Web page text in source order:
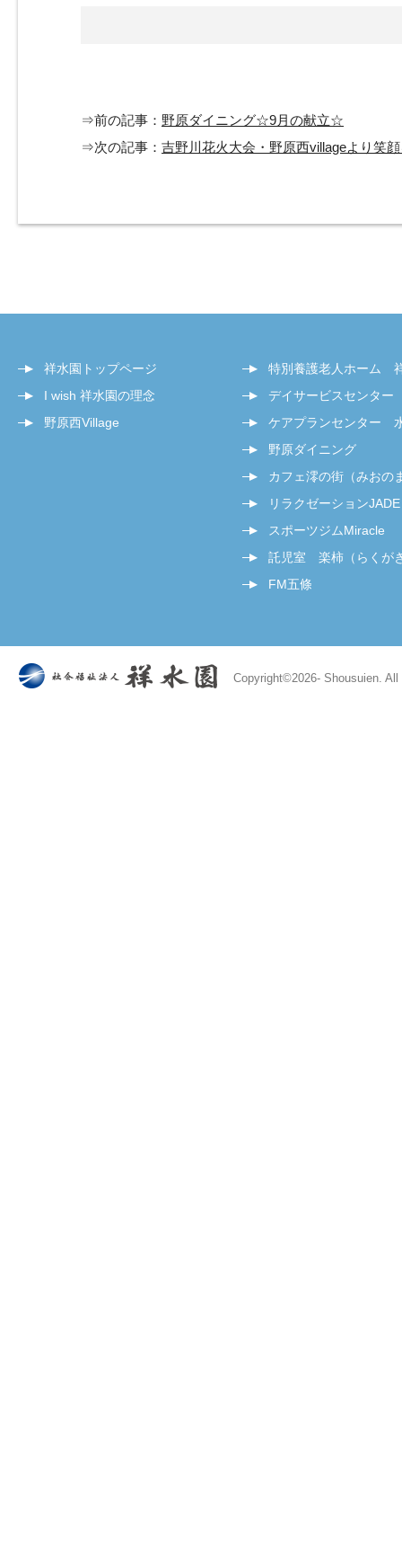
⇒前の記事： 野原ダイニング☆9月の献立☆
⇒次の記事： 吉野川花火大会・野原西villageより笑
祥水園トップページ
I wish 祥水園の理念
野原西Village
特別養護老人ホーム
デイサービスセンタ
ケアプランセンター
野原ダイニング
カフェ澪の街（みおの
リラクゼーションJADE
スポーツジムMiracle
託児室 楽柿（らくが
FM五條
Copyright©2026- Shousuien.